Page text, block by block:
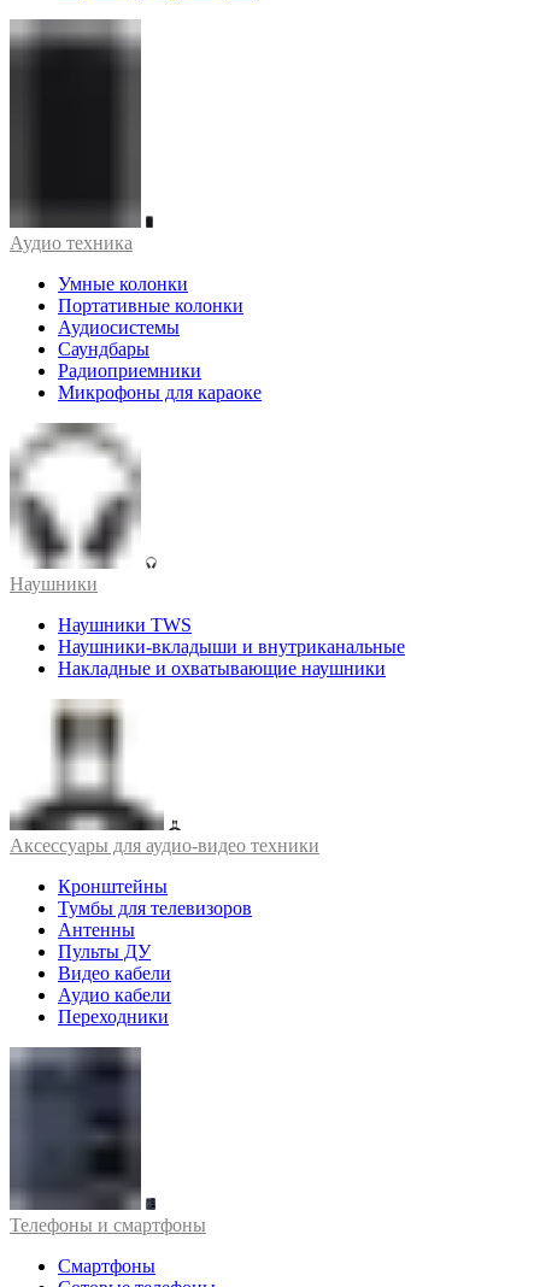
Аудио техника
Умные колонки
Портативные колонки
Аудиосистемы
Саундбары
Радиоприемники
Микрофоны для караоке
Наушники
Наушники TWS
Наушники-вкладыши и внутриканальные
Накладные и охватывающие наушники
Аксессуары для аудио-видео техники
Кронштейны
Тумбы для телевизоров
Антенны
Пульты ДУ
Видео кабели
Аудио кабели
Переходники
Телефоны и смартфоны
Смартфоны